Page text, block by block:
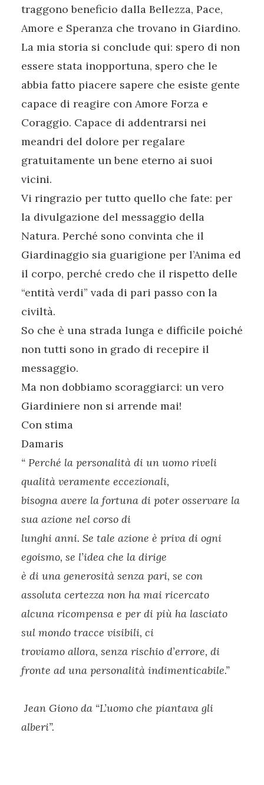
traggono beneficio dalla Bellezza, Pace,
Amore e Speranza che trovano in Giardino.
La mia storia si conclude qui: spero di non
essere stata inopportuna, spero che le
abbia fatto piacere sapere che esiste gente
capace di reagire con Amore Forza e
Coraggio. Capace di addentrarsi nei
meandri del dolore per regalare
gratuitamente un bene eterno ai suoi
vicini.
Vi ringrazio per tutto quello che fate: per
la divulgazione del messaggio della
Natura. Perché sono convinta che il
Giardinaggio sia guarigione per l’Anima ed
il corpo, perché credo che il rispetto delle
“entità verdi” vada di pari passo con la
civiltà.
So che è una strada lunga e difficile poiché
non tutti sono in grado di recepire il
messaggio.
Ma non dobbiamo scoraggiarci: un vero
Giardiniere non si arrende mai!
Con stima
Damaris
“ Perché la personalità di un uomo riveli
qualità veramente eccezionali,
bisogna avere la fortuna di poter osservare la
sua azione nel corso di
lunghi anni. Se tale azione è priva di ogni
egoismo, se l’idea che la dirige
è di una generosità senza pari, se con
assoluta certezza non ha mai ricercato
alcuna ricompensa e per di più ha lasciato
sul mondo tracce visibili, ci
troviamo allora, senza rischio d’errore, di
fronte ad una personalità indimenticabile.”
Jean Giono da “L’uomo che piantava gli
alberi”.